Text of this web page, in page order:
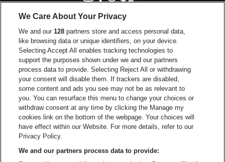
Ga naar de website van Europcar
Ga naar de
Ga naar de website van Coca-Cola
Ga naar de website van
Ga naar
Ga naar de website van Champagne
Ga naar de website
Ga naar de website van Het logo van
Ga naar de website
Ga naar de
Ga naar
Capitole Gent is een deel van be•at
Capitole Gent
Be-At Venues
We Care About Your Privacy
We and our128 partners store and access personal data,
like browsing data or unique identifiers, on your device.
Selecting Accept All enables tracking technologies to
support the purposes shown under we and our partners
process data to provide. Selecting Reject All or withdrawing
your consent will disable them. If trackers are disabled,
some content and ads you see may not be as relevant to
you. You can resurface this menu to change your choices or
withdraw consent at any time by clicking the Manage my
cookies link on the bottom of the webpage. Your choices will
have effect within our Website. For more details, refer to our
Privacy Policy.
We and our partners process data to provide: